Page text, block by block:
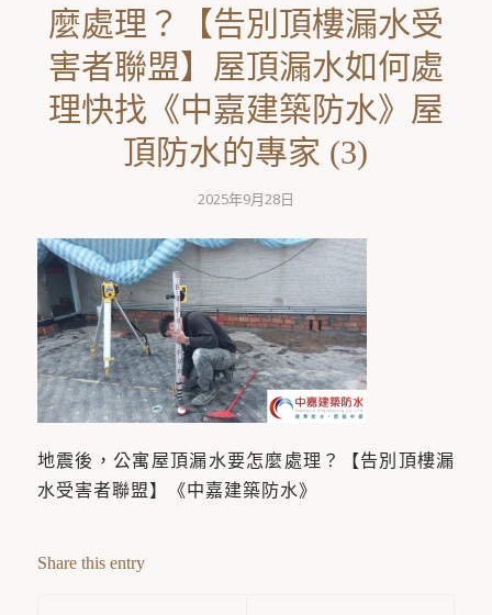
麼處理？【告別頂樓漏水受
害者聯盟】屋頂漏水如何處
理快找《中嘉建築防水》屋
頂防水的專家 (3)
2025年9月28日
地震後，公寓屋頂漏水要怎麼處理？【告別頂樓漏
水受害者聯盟】《中嘉建築防水》
Share this entry